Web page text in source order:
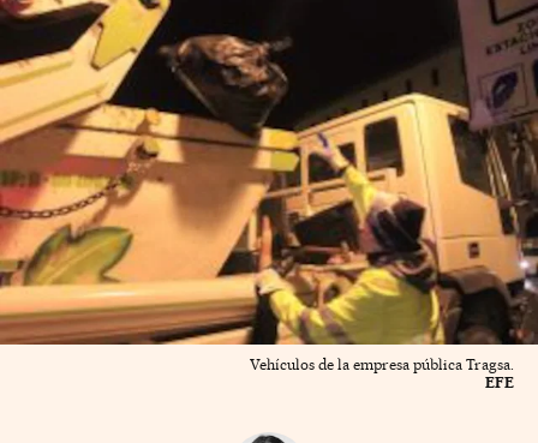
Vehículos de la empresa pública Tragsa.
EFE